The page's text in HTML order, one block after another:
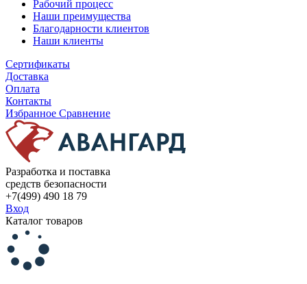
Рабочий процесс
Наши преимущества
Благодарности клиентов
Наши клиенты
Сертификаты
Доставка
Оплата
Контакты
Избранное Сравнение
Разработка и поставка
средств безопасности
+7(499) 490 18 79
Вход
Каталог товаров